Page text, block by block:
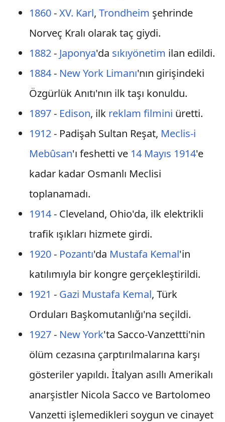
1860-XV. Karl, Trondheim şehrinde
Norveç Kralı olarak taç giydi.
1882- Japonya'da sıkıyönetim ilan edildi.
1884- New York Limanı'nın girişindeki
Özgürlük Anıtı'nın ilk taşı konuldu.
1897- Edison, ilk reklam filmini üretti.
1912- Padişah Sultan Reşat, Meclis-i
Mebûsan'ı feshetti ve 14 Mayıs 1914'e
kadar kadar Osmanlı Meclisi
toplanamadı.
1914- Cleveland, Ohio'da, ilk elektrikli
trafik ışıkları hizmete girdi.
1920- Pozantı'da Mustafa Kemal'in
katılımıyla bir kongre gerçekleştirildi.
1921 - Gazi Mustafa Kemal, Türk
Orduları Başkomutanlığı'na seçildi.
1927- New York'ta Sacco-Vanzettti'nin
ölüm cezasına çarptırılmalarına karşı
gösteriler yapıldı. İtalyan asıllı Amerikalı
anarşistler Nicola Sacco ve Bartolomeo
Vanzetti işlemedikleri soygun ve cinayet